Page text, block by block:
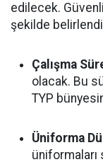
edilecek.
şekilde
Çalışma
olacak. Bu
TYP
Üniforma
üniformaları